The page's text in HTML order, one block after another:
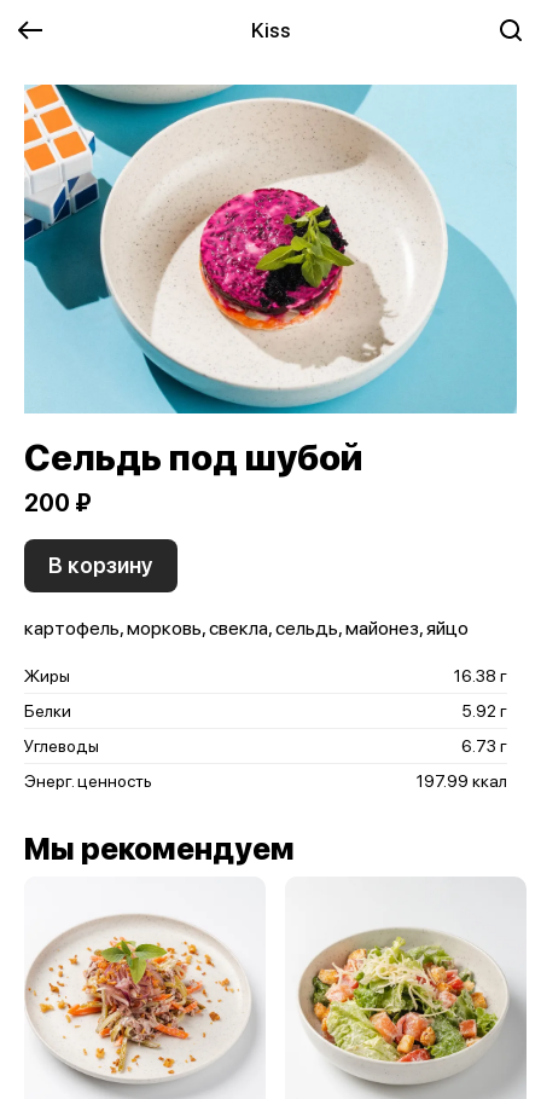
Kiss
Сельдь под шубой
200 ₽
В корзину
картофель, морковь, свекла, сельдь, майонез, яйцо
Жиры
16.38 г
Белки
5.92 г
Углеводы
6.73 г
Энерг. ценность
197.99 ккал
Мы рекомендуем